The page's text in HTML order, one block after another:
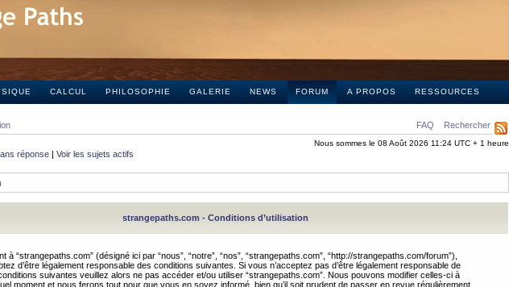
CALCUL PHILOSOPHIE GALERIE NEWS FORUM A PROPOS RESSOURCES
FAQ Rechercher
Nous sommes le 08 Août 2026 11:24 UTC + 1 heure
réponse | Voir les sujets actifs
strangepaths.com - Conditions d’utilisation
à “strangepaths.com” (désigné ici par “nous”, “notre”, “nos”, “strangepaths.com”, “http://strangepaths.com/forum”),
d’être légalement responsable des conditions suivantes. Si vous n’acceptez pas d’être légalement responsable de
suivantes veuillez alors ne pas accéder et/ou utiliser “strangepaths.com”. Nous pouvons modifier celles-ci à
moment et nous ferons tout pour que vous en soyez informé, bien qu’il soit prudent de passer en revue régulièrement